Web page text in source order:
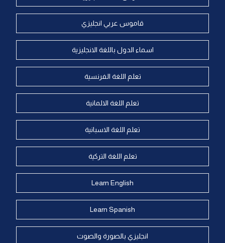
قاموس عربي انجليزي
اسماء الدول باللغة الانجليزية
تعلم اللغة الفرنسية
تعلم اللغة الالمانية
تعلم اللغة الاسبانية
تعلم اللغة التركية
Learn English
Learn Spanish
انجليزي بالصورة والصوت